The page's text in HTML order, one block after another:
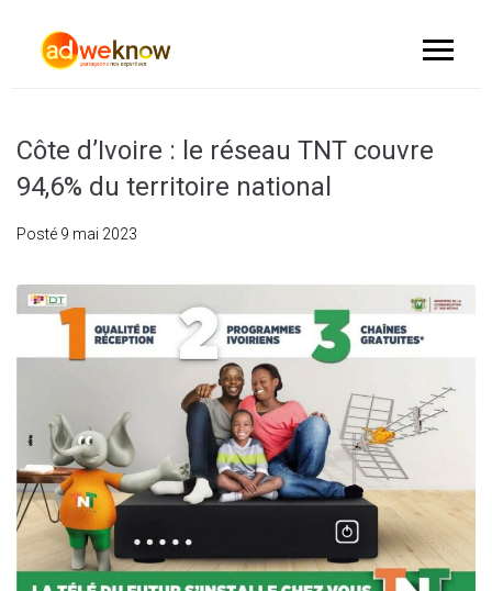
Côte d’Ivoire : le réseau TNT couvre
94,6% du territoire national
Posté 9 mai 2023